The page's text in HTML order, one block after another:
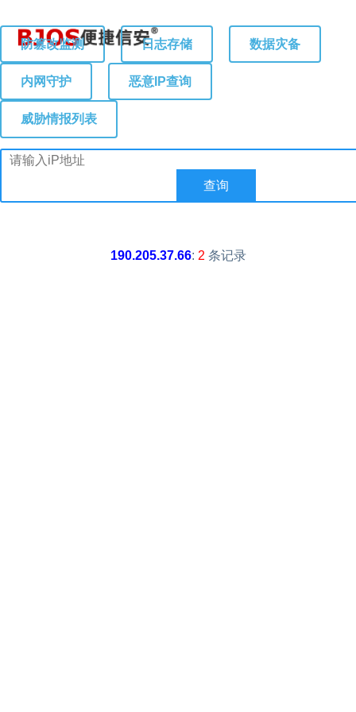
防篡改监测 日志存储 数据灾备
内网守护 恶意IP查询
威胁情报列表
190.205.37.66: 2 条记录